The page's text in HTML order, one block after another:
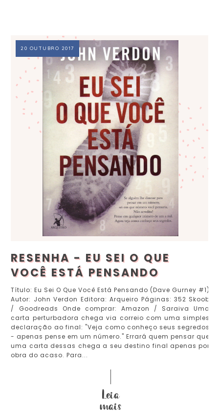
20 OUTUBRO 2017
RESENHA - EU SEI O QUE
VOCÊ ESTÁ PENSANDO
Título: Eu Sei O Que Você Está Pensando (Dave Gurney #1)
Autor: John Verdon Editora: Arqueiro Páginas: 352 Skoob
/ Goodreads Onde comprar: Amazon / Saraiva Uma
carta perturbadora chega via correio com uma simples
declaração ao final: "Veja como conheço seus segredos
- apenas pense em um número." Errará quem pensar que
uma carta dessas chega a seu destino final apenas por
obra do acaso. Para...